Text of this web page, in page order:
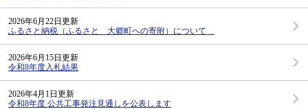
2026年6月22日更新
ふるさと納税（ふるさと 大郷町への寄附）について
2026年6月15日更新
令和8年度入札結果
2026年4月1日更新
令和8年度 公共工事発注見通しを公表します